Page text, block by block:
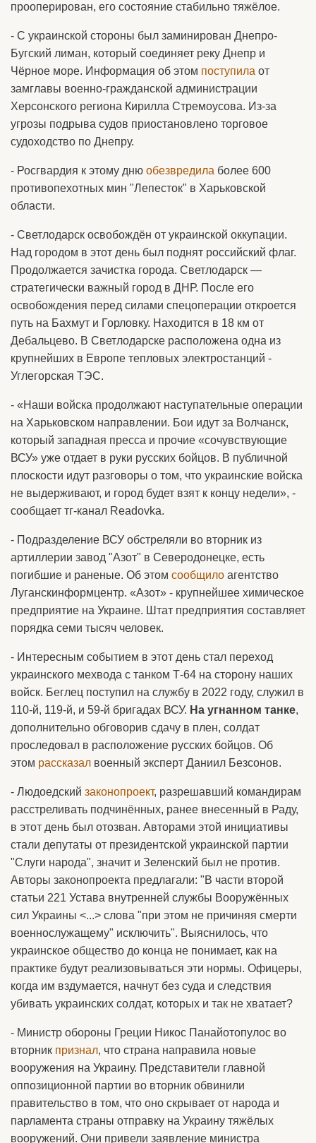
прооперирован, его состояние стабильно тяжёлое.
- С украинской стороны был заминирован Днепро-
Бугский лиман, который соединяет реку Днепр и
Чёрное море. Информация об этом поступила от
замглавы военно-гражданской администрации
Херсонского региона Кирилла Стремоусова. Из-за
угрозы подрыва судов приостановлено торговое
судоходство по Днепру.
- Росгвардия к этому дню обезвредила более 600
противопехотных мин "Лепесток" в Харьковской
области.
- Светлодарск освобождён от украинской оккупации.
Над городом в этот день был поднят российский флаг.
Продолжается зачистка города. Светлодарск —
стратегически важный город в ДНР. После его
освобождения перед силами спецоперации откроется
путь на Бахмут и Горловку. Находится в 18 км от
Дебальцево. В Светлодарске расположена одна из
крупнейших в Европе тепловых электростанций -
Углегорская ТЭС.
- «Наши войска продолжают наступательные операции
на Харьковском направлении. Бои идут за Волчанск,
который западная пресса и прочие «сочувствующие
ВСУ» уже отдает в руки русских бойцов. В публичной
плоскости идут разговоры о том, что украинские войска
не выдерживают, и город будет взят к концу недели», -
сообщает тг-канал Readovka.
- Подразделение ВСУ обстреляли во вторник из
артиллерии завод "Азот" в Северодонецке, есть
погибшие и раненые. Об этом сообщило агентство
Луганскинформцентр. «Азот» - крупнейшее химическое
предприятие на Украине. Штат предприятия составляет
порядка семи тысяч человек.
- Интересным событием в этот день стал переход
украинского мехвода с танком Т-64 на сторону наших
войск. Беглец поступил на службу в 2022 году, служил в
110-й, 119-й, и 59-й бригадах ВСУ. На угнанном танке,
дополнительно обговорив сдачу в плен, солдат
проследовал в расположение русских бойцов. Об
этом рассказал военный эксперт Даниил Безсонов.
- Людоедский законопроект, разрешавший командирам
расстреливать подчинённых, ранее внесенный в Раду,
в этот день был отозван. Авторами этой инициативы
стали депутаты от президентской украинской партии
"Слуги народа", значит и Зеленский был не против.
Авторы законопроекта предлагали: "В части второй
статьи 221 Устава внутренней службы Вооружённых
сил Украины <...> слова "при этом не причиняя смерти
военнослужащему" исключить". Выяснилось, что
украинское общество до конца не понимает, как на
практике будут реализовываться эти нормы. Офицеры,
когда им вздумается, начнут без суда и следствия
убивать украинских солдат, которых и так не хватает?
- Министр обороны Греции Никос Панайотопулос во
вторник признал, что страна направила новые
вооружения на Украину. Представители главной
оппозиционной партии во вторник обвинили
правительство в том, что оно скрывает от народа и
парламента страны отправку на Украину тяжёлых
вооружений. Они привели заявление министра